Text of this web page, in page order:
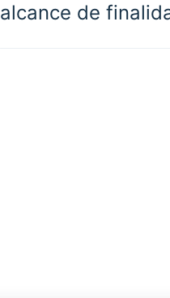
alcance de